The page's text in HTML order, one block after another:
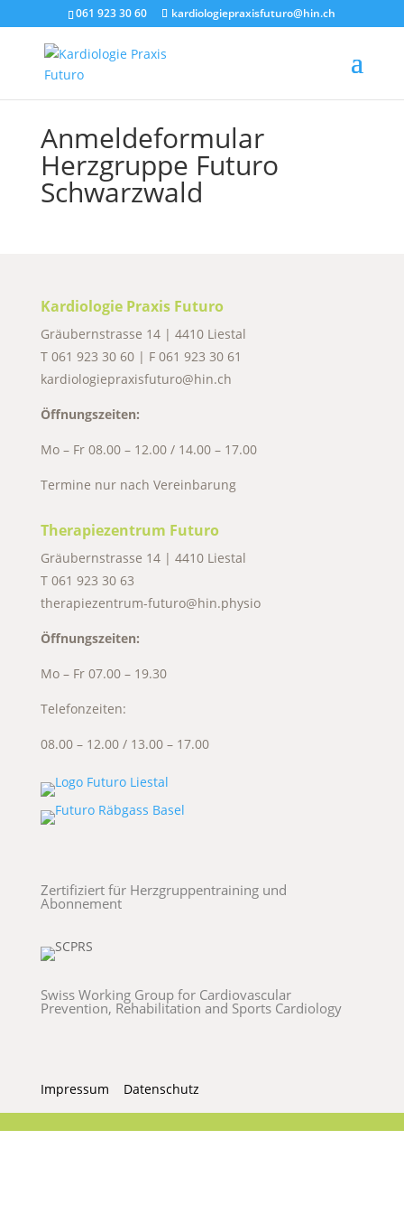
061 923 30 60 kardiologiepraxisfuturo@hin.ch
Anmeldeformular
Herzgruppe Futuro
Schwarzwald
Kardiologie Praxis Futuro
Gräubernstrasse 14 | 4410 Liestal
T 061 923 30 60| F 061 923 30 61
kardiologiepraxisfuturo@hin.ch
Öffnungszeiten:
Mo – Fr 08.00 – 12.00 / 14.00 – 17.00
Termine nur nach Vereinbarung
Therapiezentrum Futuro
Gräubernstrasse 14 | 4410 Liestal
T 061 923 30 63
therapiezentrum-futuro@hin.physio
Öffnungszeiten:
Mo – Fr 07.00 – 19.30
Telefonzeiten:
08.00 – 12.00 / 13.00 – 17.00
Zertifiziert für Herzgruppentraining und
Abonnement
Swiss Working Group for Cardiovascular
Prevention, Rehabilitation and Sports Cardiology
Impressum Datenschutz